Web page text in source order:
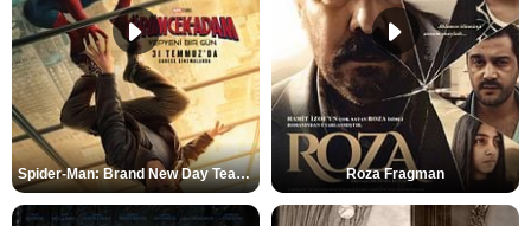
Spider-Man: Brand New Day Teaser Roza Fragman